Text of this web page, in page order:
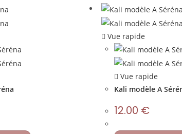
Vue rapide
Vue rapide
Kali modèle A
12.00 €